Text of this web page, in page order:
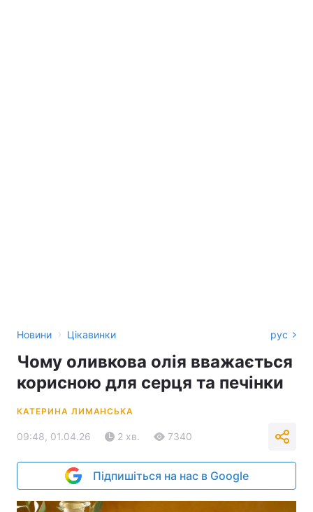
Новини › Цікавинки рус
Чому оливкова олія вважається
корисною для серця та печінки
КАТЕРИНА ЛИМАНСЬКА
09:48, 01.04.26 2 хв. 7340
Підпишіться на нас в Google